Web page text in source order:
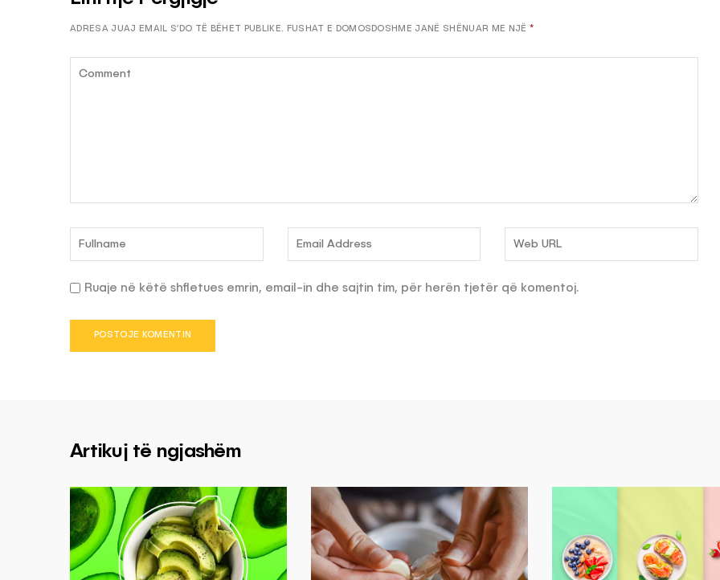
ADRESA JUAJ EMAIL S’DO TË BËHET PUBLIKE. FUSHAT E DOMOSDOSHME JANË SHËNUAR ME NJË *
Ruaje në këtë shfletues emrin, email-in dhe sajtin tim, për herën tjetër që komentoj.
Artikuj të ngjashëm